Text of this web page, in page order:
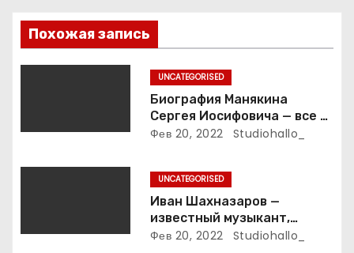
п
о
Похожая запись
UNCATEGORISED
Биография Манякина
Сергея Иосифовича — все о
ветеране футбола России!
Фев 20, 2022 Studiohallo_
UNCATEGORISED
Иван Шахназаров —
известный музыкант,
композитор и продюсер —
Фев 20, 2022 Studiohallo_